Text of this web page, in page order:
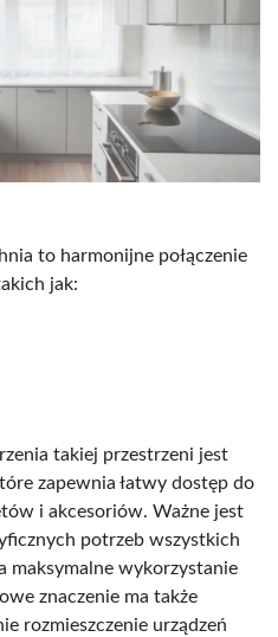
to harmonijne połączenie
jak:
takiej przestrzeni jest
zapewnia łatwy dostęp do
i akcesoriów. Ważne jest
potrzeb wszystkich
maksymalne wykorzystanie
znaczenie ma także
rozmieszczenie urządzeń